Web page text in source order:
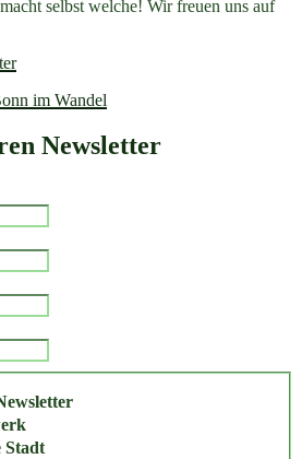
selbst welche! Wir freuen uns auf
im Wandel
Newsletter
Stadt